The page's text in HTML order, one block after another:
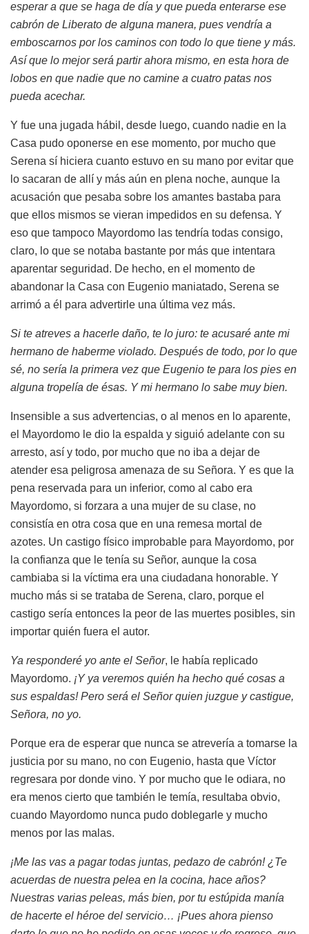
esperar a que se haga de día y que pueda enterarse ese
cabrón de Liberato de alguna manera, pues vendría a
emboscarnos por los caminos con todo lo que tiene y más.
Así que lo mejor será partir ahora mismo, en esta hora de
lobos en que nadie que no camine a cuatro patas nos
pueda acechar.
Y fue una jugada hábil, desde luego, cuando nadie en la
Casa pudo oponerse en ese momento, por mucho que
Serena sí hiciera cuanto estuvo en su mano por evitar que
lo sacaran de allí y más aún en plena noche, aunque la
acusación que pesaba sobre los amantes bastaba para
que ellos mismos se vieran impedidos en su defensa. Y
eso que tampoco Mayordomo las tendría todas consigo,
claro, lo que se notaba bastante por más que intentara
aparentar seguridad. De hecho, en el momento de
abandonar la Casa con Eugenio maniatado, Serena se
arrimó a él para advertirle una última vez más.
Si te atreves a hacerle daño, te lo juro: te acusaré ante mi
hermano de haberme violado. Después de todo, por lo que
sé, no sería la primera vez que Eugenio te para los pies en
alguna tropelía de ésas. Y mi hermano lo sabe muy bien.
Insensible a sus advertencias, o al menos en lo aparente,
el Mayordomo le dio la espalda y siguió adelante con su
arresto, así y todo, por mucho que no iba a dejar de
atender esa peligrosa amenaza de su Señora. Y es que la
pena reservada para un inferior, como al cabo era
Mayordomo, si forzara a una mujer de su clase, no
consistía en otra cosa que en una remesa mortal de
azotes. Un castigo físico improbable para Mayordomo, por
la confianza que le tenía su Señor, aunque la cosa
cambiaba si la víctima era una ciudadana honorable. Y
mucho más si se trataba de Serena, claro, porque el
castigo sería entonces la peor de las muertes posibles, sin
importar quién fuera el autor.
Ya responderé yo ante el Señor, le había replicado
Mayordomo. ¡Y ya veremos quién ha hecho qué cosas a
sus espaldas! Pero será el Señor quien juzgue y castigue,
Señora, no yo.
Porque era de esperar que nunca se atrevería a tomarse la
justicia por su mano, no con Eugenio, hasta que Víctor
regresara por donde vino. Y por mucho que le odiara, no
era menos cierto que también le temía, resultaba obvio,
cuando Mayordomo nunca pudo doblegarle y mucho
menos por las malas.
¡Me las vas a pagar todas juntas, pedazo de cabrón!¿Te
acuerdas de nuestra pelea en la cocina, hace años?
Nuestras varias peleas, más bien, por tu estúpida manía
de hacerte el héroe del servicio… ¡Pues ahora pienso